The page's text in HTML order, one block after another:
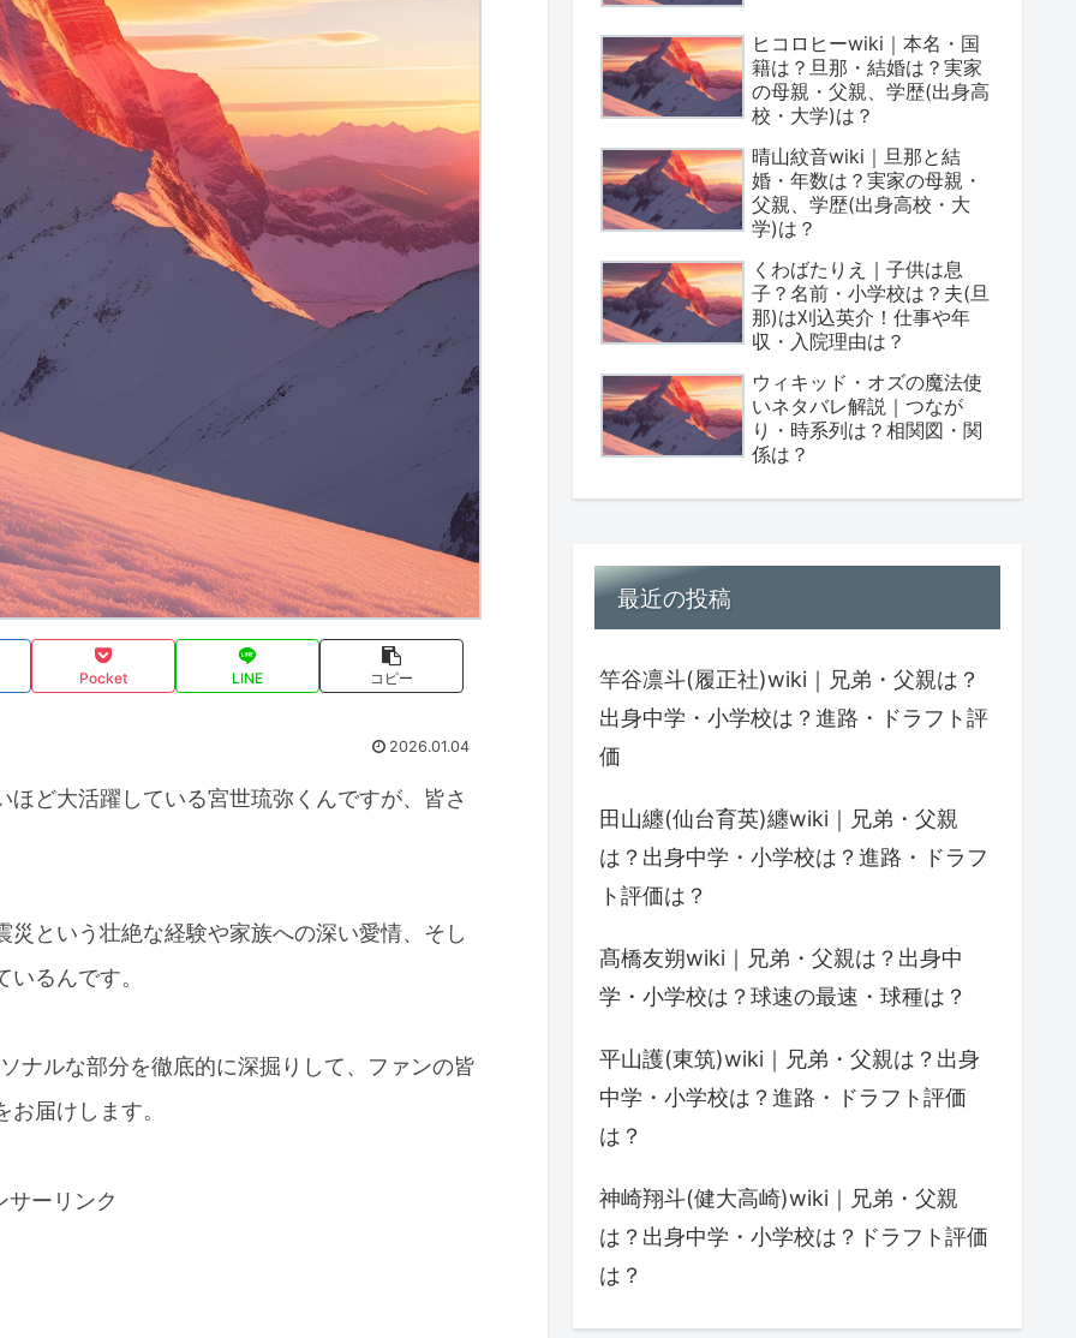
Pocket LINE コピー
2026.01.04
ど大活躍している宮世琉弥くんですが、皆さ
という壮絶な経験や家族への深い愛情、そし
るんです。
ナルな部分を徹底的に深掘りして、ファンの皆
届けします。
サーリンク
ヒコロヒーwiki｜本名・国
籍は？旦那・結婚は？実家
の母親・父親、学歴(出身高
校・大学)は？
晴山紋音wiki｜旦那と結
婚・年数は？実家の母親・
父親、学歴(出身高校・大
学)は？
くわばたりえ｜子供は息
子？名前・小学校は？夫(旦
那)は刈込英介！仕事や年
収・入院理由は？
ウィキッド・オズの魔法使
いネタバレ解説｜つなが
り・時系列は？相関図・関
係は？
最近の投稿
竿谷凛斗(履正社)wiki｜兄弟・父親は？
出身中学・小学校は？進路・ドラフト評
価
田山纏(仙台育英)纏wiki｜兄弟・父親
は？出身中学・小学校は？進路・ドラフ
ト評価は？
髙橋友朔wiki｜兄弟・父親は？出身中
学・小学校は？球速の最速・球種は？
平山護(東筑)wiki｜兄弟・父親は？出身
中学・小学校は？進路・ドラフト評価
は？
神崎翔斗(健大高崎)wiki｜兄弟・父親
は？出身中学・小学校は？ドラフト評価
は？